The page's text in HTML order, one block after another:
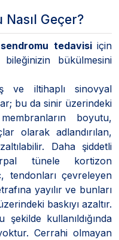
Geçer?
tedavisi için
bükülmesini
ve iltihaplı sinovyal
bu da sinir üzerindeki
boyutu,
olarak adlandırılan,
Daha şiddetli
tünele kortizon
tendonları çevreleyen
yayılır ve bunları
baskıyı azaltır.
kullanıldığında
Cerrahi olmayan